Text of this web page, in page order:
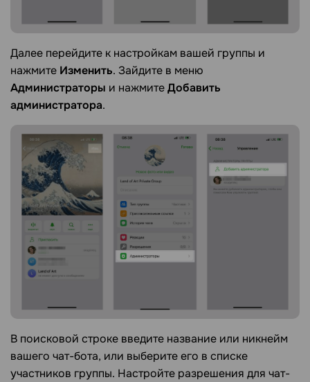
Далее перейдите к настройкам вашей группы и
нажмите Изменить. Зайдите в меню
Администраторы и нажмитеДобавить
администратора.
В поисковой строке введите название или никнейм
вашего чат-бота, или выберите его в списке
участников группы. Настройте разрешения для чат-